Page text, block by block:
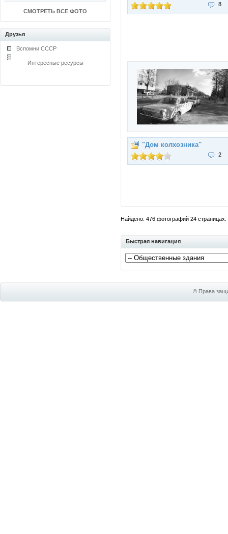
СМОТРЕТЬ ВСЕ ФОТО
Друзья
Вспомни СССР
Интересные ресурсы
8
"Дом колхозника"
2
Найдено: 476 фотографий 24
Быстрая навигация
© Права